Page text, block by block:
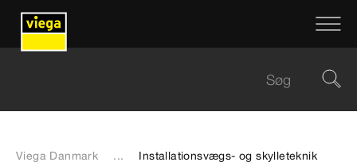
Viega Danmark ... Installationsvægs- og skylleteknik